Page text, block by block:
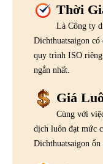
Thời
Là Công ty
Dichthuatsaigon
quy trình ISO
ngắn nhất.
Giá
Cùng với
dịch luôn đạt mức
Dichthuatsaigon